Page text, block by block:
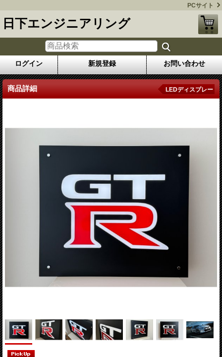
PCサイト
日下エンジニアリング
ログイン 新規登録 お問い合わせ
商品詳細 LEDディスプレー